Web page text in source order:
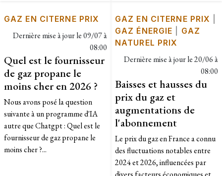
GAZ EN CITERNE PRIX
Dernière mise à jour le09/07 à
08:00
Quel est le fournisseur
de gaz propane le
moins cher en 2026 ?
Nous avons posé la question
suivante à un programme d'IA
autre que Chatgpt : Quel est le
fournisseur de gaz propane le
moins cher ?...
GAZ EN CITERNE PRIX
GAZ ÉNERGIE
GAZ
NATUREL PRIX
Dernière mise à jour le20/06 à
08:00
Baisses et hausses du
prix du gaz et
augmentations de
l'abonnement
Le prix du gaz en France a connu
des fluctuations notables entre
2024 et 2026, influencées par